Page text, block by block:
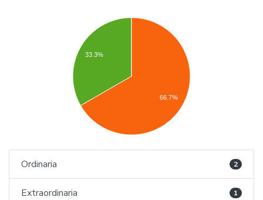
33.3%
66.7%
Ordinaria 2
Extraordinaria 1